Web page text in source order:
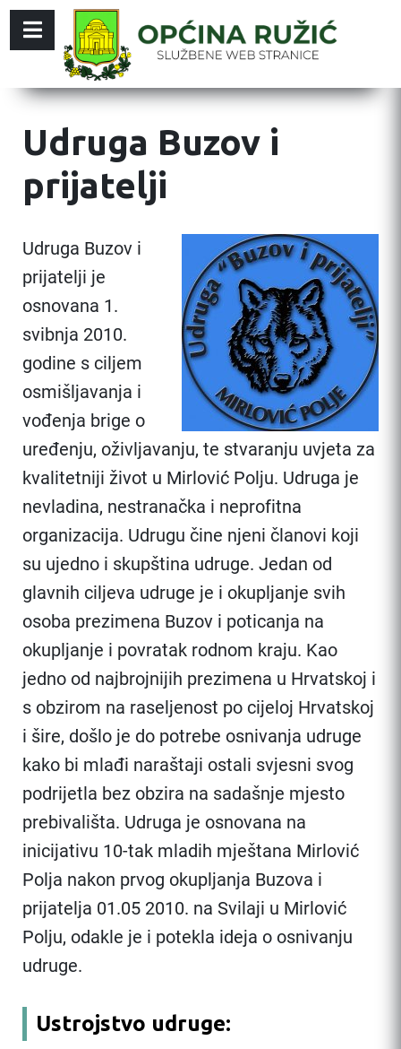
Udruga Buzov i
prijatelji
Udruga Buzov i
prijatelji je
osnovana 1.
svibnja 2010.
godine s ciljem
osmišljavanja i
vođenja brige o
uređenju, oživljavanju, te stvaranju uvjeta za
kvalitetniji život u Mirlović Polju. Udruga je
nevladina, nestranačka i neprofitna
organizacija. Udrugu čine njeni članovi koji
su ujedno i skupština udruge. Jedan od
glavnih ciljeva udruge je i okupljanje svih
osoba prezimena Buzov i poticanja na
okupljanje i povratak rodnom kraju. Kao
jedno od najbrojnijih prezimena u Hrvatskoj i
s obzirom na raseljenost po cijeloj Hrvatskoj
i šire, došlo je do potrebe osnivanja udruge
kako bi mlađi naraštaji ostali svjesni svog
podrijetla bez obzira na sadašnje mjesto
prebivališta. Udruga je osnovana na
inicijativu 10-tak mladih mještana Mirlović
Polja nakon prvog okupljanja Buzova i
prijatelja 01.05 2010. na Svilaji u Mirlović
Polju, odakle je i potekla ideja o osnivanju
udruge.
Ustrojstvo udruge: